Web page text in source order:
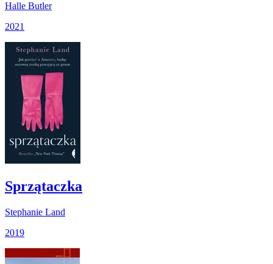
Halle Butler
2021
Sprzątaczka
Stephanie Land
2019